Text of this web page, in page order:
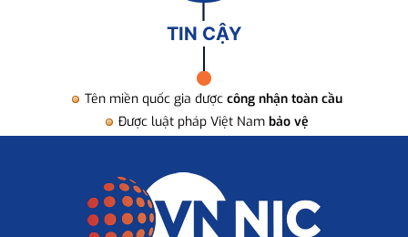
TIN CẬY
Tên miền quốc gia được công nhận toàn cầu
Được luật pháp Việt Nam bảo vệ